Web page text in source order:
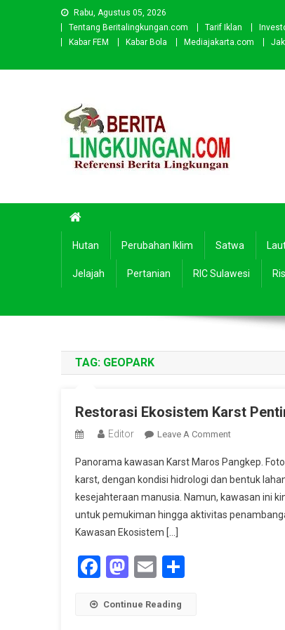
Rabu, Agustus 05, 2026
Tentang Beritalingkungan.com
Tarif Iklan
Kabar FEM
Kabar Bola Mediajakarta.com
Hutan Perubahan Iklim Satwa
Jelajah Pertanian RIC Sulawesi
TAG: GEOPARK
Restorasi Ekosistem Karst
Editor Leave A CommentOn
Ekosistem
Karst
Penting
Untuk
Panorama kawasan Karst Maros Pangkep.
karst, dengan kondisi hidrologi dan bentuk
kesejahteraan manusia. Namun, kawasan ini
untuk pemukiman hingga aktivitas
Kawasan Ekosistem […]
Facebook
Mastodon
Email
Continue Reading